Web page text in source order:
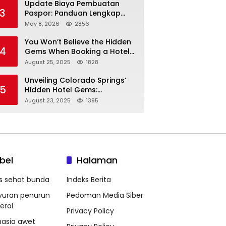
3
Update Biaya Pembuatan
Paspor: Panduan Lengkap
Tarif Resmi Negara!
May 8, 2026 2856
4
You Won’t Believe the Hidden
Gems When Booking a Hotel
in Louisville KY—From Cheap
August 25, 2025 1828
5
Unveiling Colorado Springs’
Hidden Hotel Gems:
Affordable Stays, Luxury
August 23, 2025 1395
sehat bunda
penurun
awet
Halaman
Indeks Berita
Pedoman Media Siber
Privacy Policy